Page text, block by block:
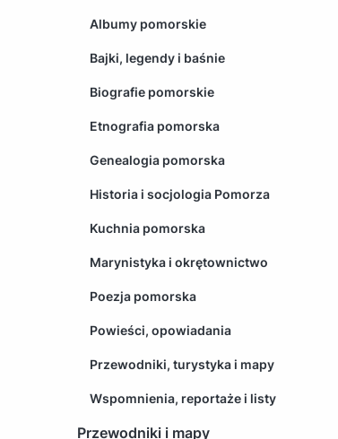
Albumy pomorskie
Bajki, legendy i baśnie
Biografie pomorskie
Etnografia pomorska
Genealogia pomorska
Historia i socjologia Pomorza
Kuchnia pomorska
Marynistyka i okrętownictwo
Poezja pomorska
Powieści, opowiadania
Przewodniki, turystyka i mapy
Wspomnienia, reportaże i listy
Przewodniki i mapy